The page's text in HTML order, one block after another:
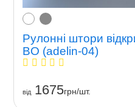
Рулонні штори
BO (adelin-04)
вiд1675грн/шт.